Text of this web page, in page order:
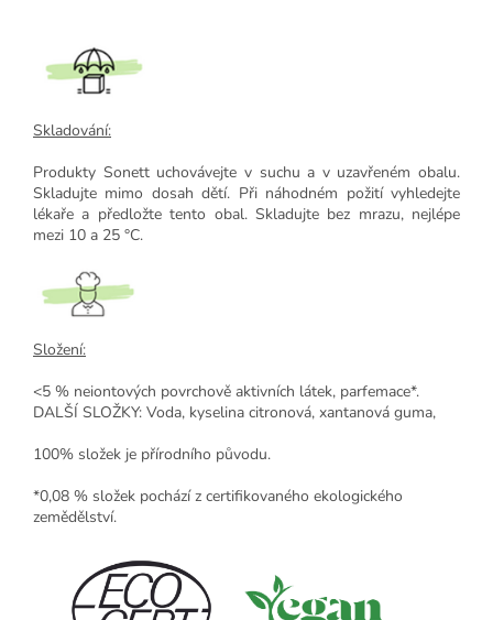
Skladování:
Produkty Sonett uchovávejte v suchu a v uzavřeném obalu.
Skladujte mimo dosah dětí. Při náhodném požití vyhledejte
lékaře a předložte tento obal. Skladujte bez mrazu, nejlépe
mezi 10 a 25 °C.
Složení:
<5 % neiontových povrchově aktivních látek, parfemace*.
DALŠÍ SLOŽKY: Voda, kyselina citronová, xantanová guma,
100% složek je přírodního původu.
*0,08 % složek pochází z certifikovaného ekologického
zemědělství.